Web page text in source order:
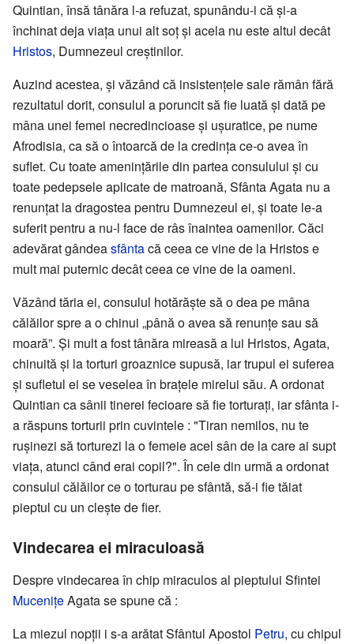
Quintian, însă tânăra l-a refuzat, spunându-i că și-a
închinat deja viața unui alt soț și acela nu este altul decât
Hristos, Dumnezeul creștinilor.
Auzind acestea, și văzând că insistențele sale rămân fără
rezultatul dorit, consulul a poruncit să fie luată și dată pe
mâna unei femei necredincioase și ușuratice, pe nume
Afrodisia, ca să o întoarcă de la credința ce-o avea în
suflet. Cu toate amenințările din partea consulului și cu
toate pedepsele aplicate de matroană, Sfânta Agata nu a
renunțat la dragostea pentru Dumnezeul ei, și toate le-a
suferit pentru a nu-l face de râs înaintea oamenilor. Căci
adevărat gândeasfântacă ceea ce vine de la Hristos e
mult mai puternic decât ceea ce vine de la oameni.
Văzând tăria ei, consulul hotărăște să o dea pe mâna
călăilor spre a o chinui „până o avea să renunțe sau să
moară”. Şi mult a fost tânăra mireasă a lui Hristos, Agata,
chinuită și la torturi groaznice supusă, iar trupul ei suferea
și sufletul ei se veselea în brațele mirelui său. A ordonat
Quintian ca sânii tinerei fecioare să fie torturați, iar sfânta i-
a răspuns torturii prin cuvintele : "Tiran nemilos, nu te
rușinezi să torturezi la o femeie acel sân de la care ai supt
viața, atunci când erai copil?". În cele din urmă a ordonat
consulul călăilor ce o torturau pe sfântă, să-i fie tăiat
pieptul cu un clește de fier.
Vindecarea ei miraculoasă
Despre vindecarea în chip miraculos al pieptului Sfintei
MucenițeAgata se spune că :
La miezul nopții i s-a arătat Sfântul Apostol Petru, cu chipul